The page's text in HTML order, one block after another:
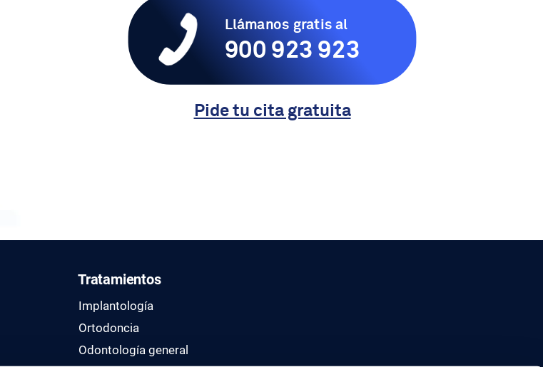
Llámanos gratis al
900 923 923
Pide tu cita gratuita
Tratamientos
Implantología
Ortodoncia
Odontología general